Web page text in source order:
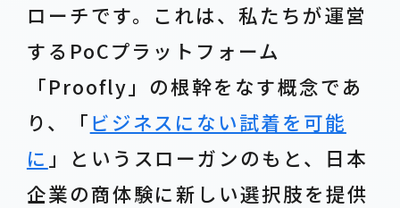
ローチです。これは、私たちが運営
するPoCプラットフォーム
「Proofly」の根幹をなす概念であ
り、「ビジネスにない試着を可能
に 」というスローガンのもと、日本
企業の商体験に新しい選択肢を提供